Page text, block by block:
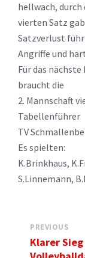
hellwach,
vierten Satz
Satzverlust
Angriffe und
Für das nächste
braucht die
2. Mannschaft
Tabellenführer
TV
Es spielten:
K.Brinkhaus,
S.Linnemann,
PREVIOUS
Klarer